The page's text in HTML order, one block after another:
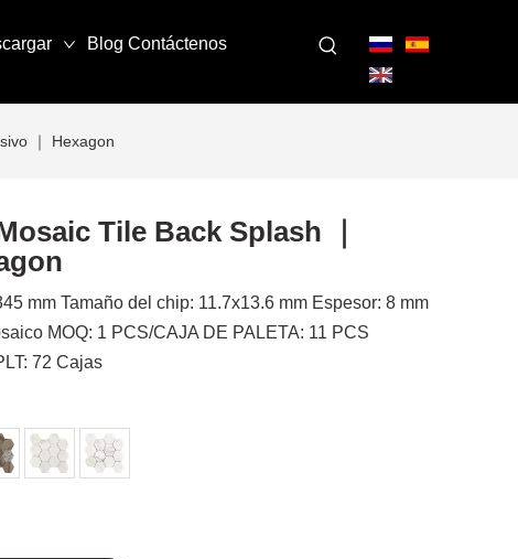
Blog Contáctenos
｜ Hexagon
Tile Back Splash ｜
mm Tamaño del chip: 11.7x13.6 mm Espesor: 8 mm
MOQ: 1 PCS/CAJA DE PALETA: 11 PCS
72 Cajas